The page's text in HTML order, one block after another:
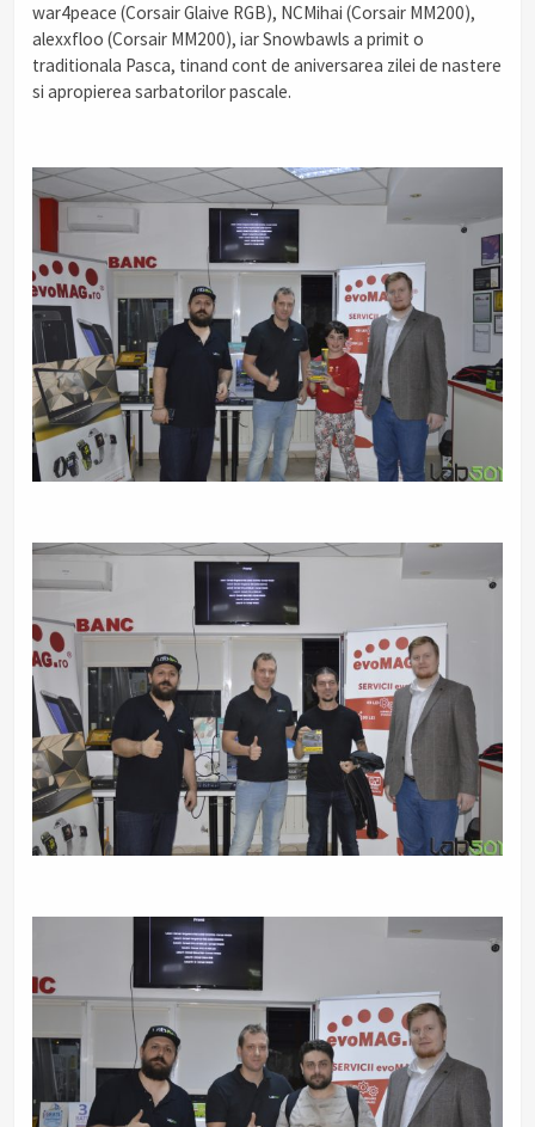
war4peace (Corsair Glaive RGB), NCMihai (Corsair MM200),
alexxfloo (Corsair MM200), iar Snowbawls a primit o
traditionala Pasca, tinand cont de aniversarea zilei de nastere
si apropierea sarbatorilor pascale.